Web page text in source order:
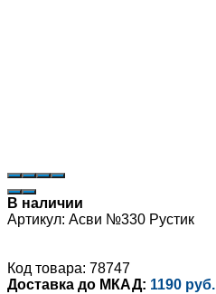
В наличии
Артикул: Асви №330 Рустик
Код товара: 78747
Доставка до МКАД: 1190 руб.